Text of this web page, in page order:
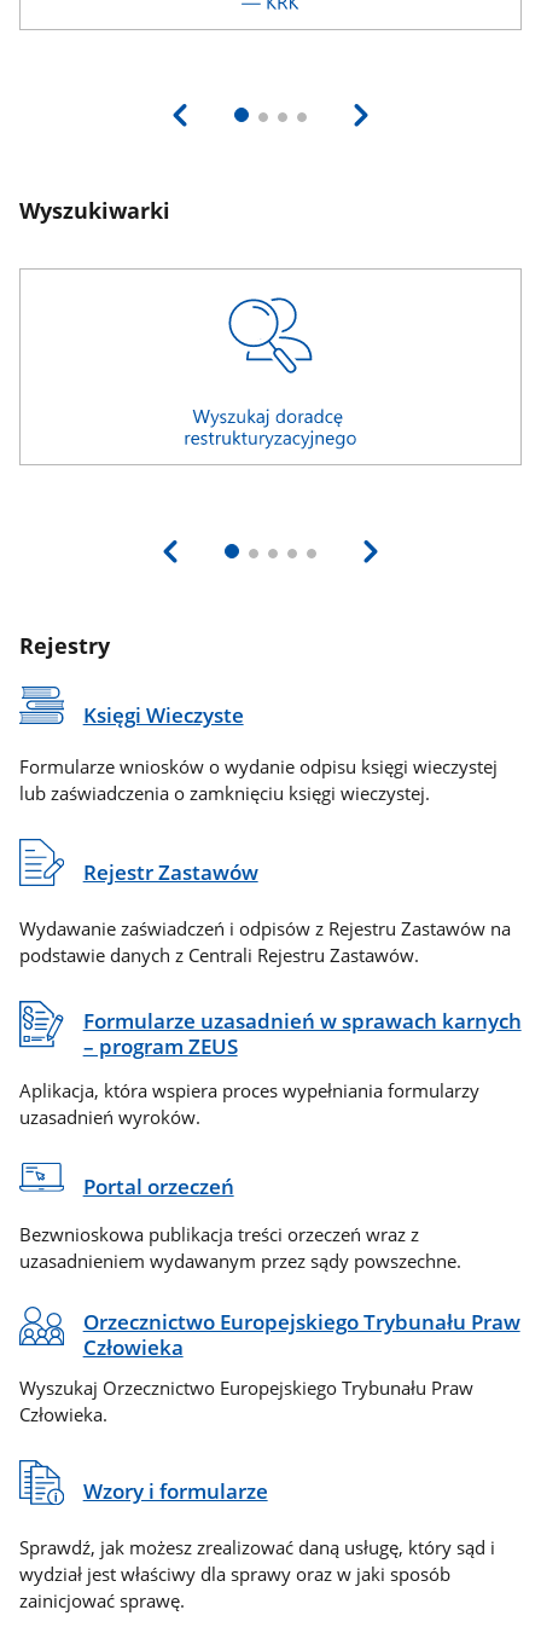
Wyszukiwarki
Rejestry
Księgi Wieczyste
Formularze wniosków o wydanie odpisu księgi wieczystej
lub zaświadczenia o zamknięciu księgi wieczystej.
Rejestr Zastawów
Wydawanie zaświadczeń i odpisów z Rejestru Zastawów na
podstawie danych z Centrali Rejestru Zastawów.
Formularze uzasadnień w sprawach karnych
– program ZEUS
Aplikacja, która wspiera proces wypełniania formularzy
uzasadnień wyroków.
Portal orzeczeń
Bezwnioskowa publikacja treści orzeczeń wraz z
uzasadnieniem wydawanym przez sądy powszechne.
Orzecznictwo Europejskiego Trybunału Praw
Człowieka
Wyszukaj Orzecznictwo Europejskiego Trybunału Praw
Człowieka.
Wzory i formularze
Sprawdź, jak możesz zrealizować daną usługę, który sąd i
wydział jest właściwy dla sprawy oraz w jaki sposób
zainicjować sprawę.